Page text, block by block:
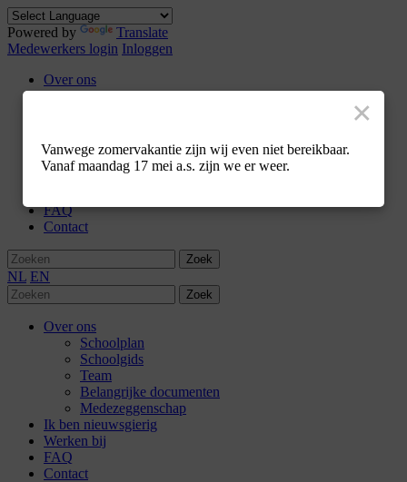
×
Vanwege zomervakantie zijn wij even niet bereikbaar.
Vanaf maandag 17 mei a.s. zijn we er weer.
Powered by
Translate
Medewerkers login Inloggen
Over ons
Schoolplan
Belangrijke documenten
Medezeggenschap
Ik ben nieuwsgierig
FAQ
Contact
Zoek
NL EN
Zoek
Over ons
Schoolplan
Schoolgids
Team
Belangrijke documenten
Medezeggenschap
Ik ben nieuwsgierig
Werken bij
FAQ
Contact